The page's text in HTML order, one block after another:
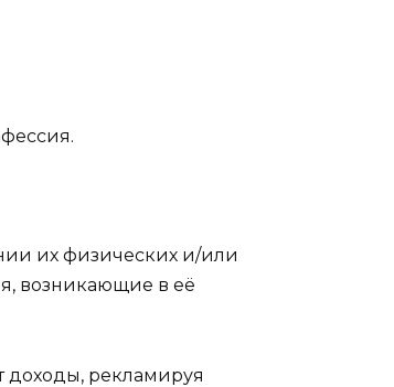
их физических и/или
возникающие в её
доходы, рекламируя